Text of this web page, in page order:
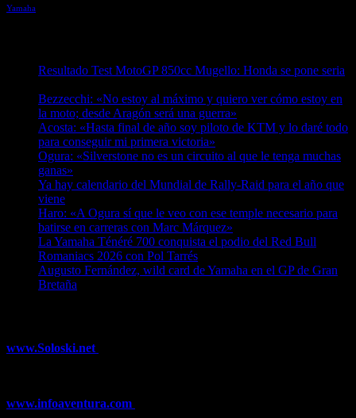
Yamaha
Resultado Test MotoGP 850cc Mugello: Honda se pone seria
Bezzecchi: «No estoy al máximo y quiero ver cómo estoy en
la moto; desde Aragón será una guerra»
Acosta: «Hasta final de año soy piloto de KTM y lo daré todo
para conseguir mi primera victoria»
Ogura: «Silverstone no es un circuito al que le tenga muchas
ganas»
Ya hay calendario del Mundial de Rally-Raid para el año que
viene
Haro: «A Ogura sí que le veo con ese temple necesario para
batirse en carreras con Marc Márquez»
La Yamaha Ténéré 700 conquista el podio del Red Bull
Romaniacs 2026 con Pol Tarrés
Augusto Fernández, wild card de Yamaha en el GP de Gran
Bretaña
www.Soloski.net
www.infoaventura.com